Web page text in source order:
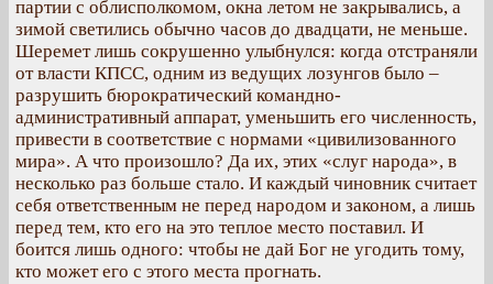
партии с облисполкомом, окна летом не закрывались, а
зимой светились обычно часов до двадцати, не меньше.
Шеремет лишь сокрушенно улыбнулся: когда отстраняли
от власти КПСС, одним из ведущих лозунгов было –
разрушить бюрократический командно-
административный аппарат, уменьшить его численность,
привести в соответствие с нормами «цивилизованного
мира». А что произошло? Да их, этих «слуг народа», в
несколько раз больше стало. И каждый чиновник считает
себя ответственным не перед народом и законом, а лишь
перед тем, кто его на это теплое место поставил. И
боится лишь одного: чтобы не дай Бог не угодить тому,
кто может его с этого места прогнать.